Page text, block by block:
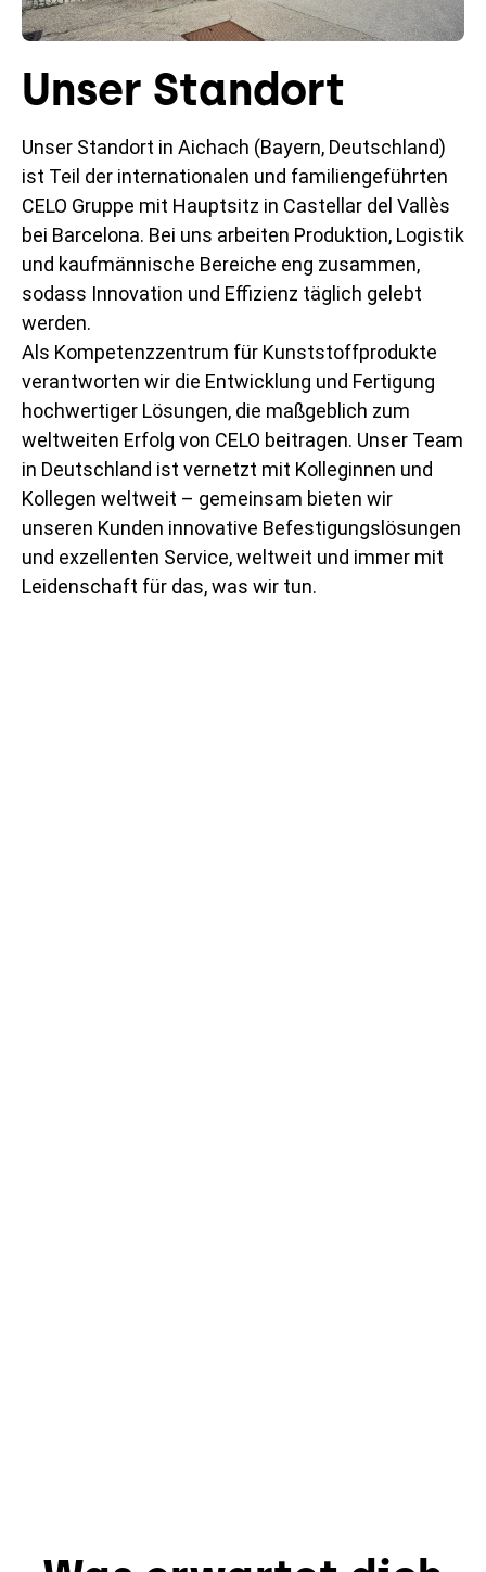
Unser Standort
Unser Standort in Aichach (Bayern, Deutschland)
ist Teil der internationalen und familiengeführten
CELO Gruppe mit Hauptsitz in Castellar del Vallès
bei Barcelona. Bei uns arbeiten Produktion, Logistik
und kaufmännische Bereiche eng zusammen,
sodass Innovation und Effizienz täglich gelebt
werden.
Als Kompetenzzentrum für Kunststoffprodukte
verantworten wir die Entwicklung und Fertigung
hochwertiger Lösungen, die maßgeblich zum
weltweiten Erfolg von CELO beitragen. Unser Team
in Deutschland ist vernetzt mit Kolleginnen und
Kollegen weltweit – gemeinsam bieten wir
unseren Kunden innovative Befestigungslösungen
und exzellenten Service, weltweit und immer mit
Leidenschaft für das, was wir tun.